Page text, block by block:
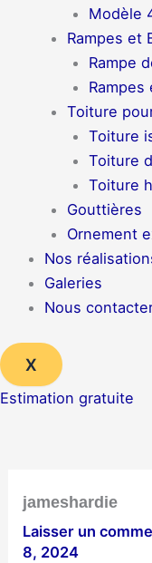
Modèle
Rampes et
Rampe
Rampes
Toiture
Toiture
Toiture
Toiture
Gouttières
Ornement
Nos
Galeries
Nous
X
Estimation gratuite
jameshardie
Laisser un
8, 2024